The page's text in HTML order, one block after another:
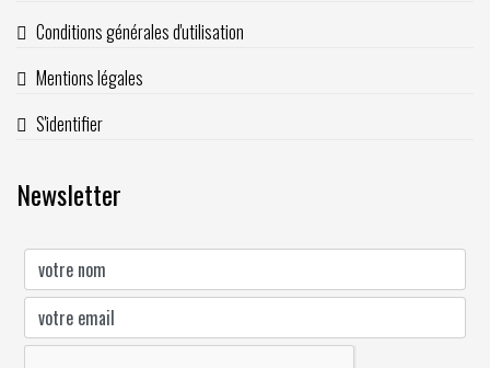
Conditions générales d'utilisation
Mentions légales
S'identifier
Newsletter